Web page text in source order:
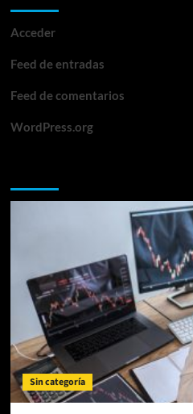
Acceder
Feed de entradas
Feed de comentarios
WordPress.org
Sin categoría